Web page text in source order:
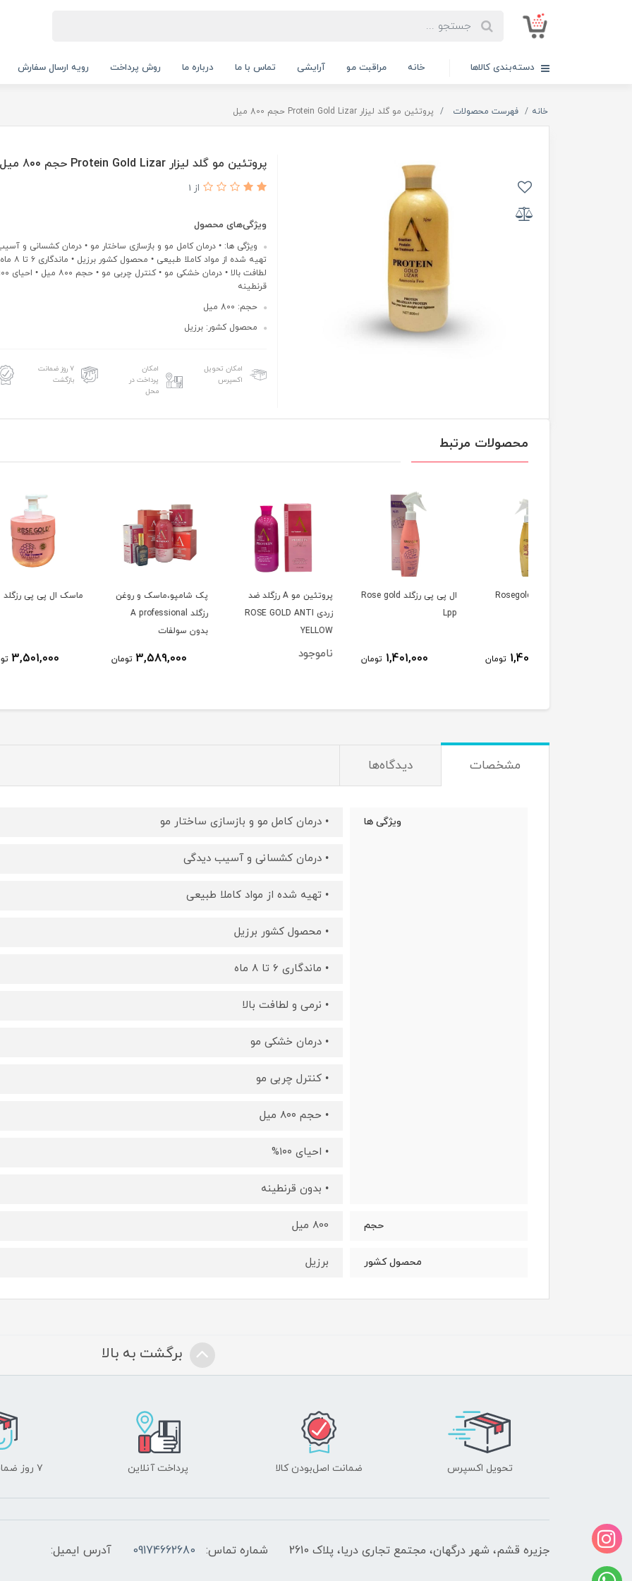
دسته‌بندی کالاها خانه مراقبت مو آرایشی تماس با ما درباره ما روش پرداخت رویه ارسال سفارش
خانه فهرست محصولات پروتئین مو گلد لیزار Protein Gold Lizar حجم 800 میل
پروتئین مو گلد لیزار Protein Gold Lizar حجم 800 میل
از 1
ویژگی‌های محصول
ویژگی ها: • درمان کامل مو و بازسازی ساختار مو • درمان کشسانی و
تهیه شده از
قرنطینه
حجم: 800 میل
محصول کشور: برزیل
امکان تحویل
اکسپرس
امکان
پرداخت در
محل
۷ روز ضمانت
بازگشت
محصولات مرتبط
ال پی پی رزگلد Rose gold
1,401,000 تومان
پروتئین مو A رزگلد ضد
زردی ROSE GOLD ANTI
ناموجود
پک شامپو،ماسک و روغن
رزگلد A professional
تومان
ماسک ال پی پی رزگلد
3,501,000 تومان
مشخصات دیدگاه‌ها
ویژگی ها • درمان کامل مو و بازسازی ساختار مو
• درمان کشسانی و آسیب دیدگی
• تهیه شده از مواد کاملا طبیعی
• محصول کشور برزیل
• ماندگاری ۶ تا ۸ ماه
• نرمی و لطافت بالا
• درمان خشکی مو
• کنترل چربی مو
• حجم ۸۰۰ میل
• احیای ۱۰۰%
• بدون قرنطینه
حجم 800 میل
محصول کشور برزیل
برگشت به بالا
تحویل اکسپرس ضمانت اصل‌بودن کالا پرداخت آنلاین ۷ روز ضمانت بازگشت
جزیره قشم، شهر درگهان، مجتمع تجاری دریا، پلاک 2610 شماره تماس: 09174662680 آدرس ایمیل: